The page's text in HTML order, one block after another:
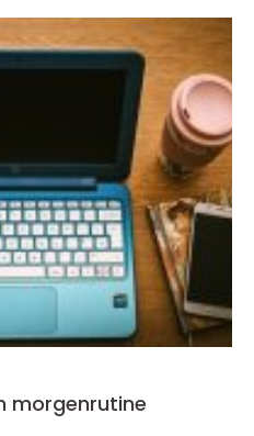
morgenrutine